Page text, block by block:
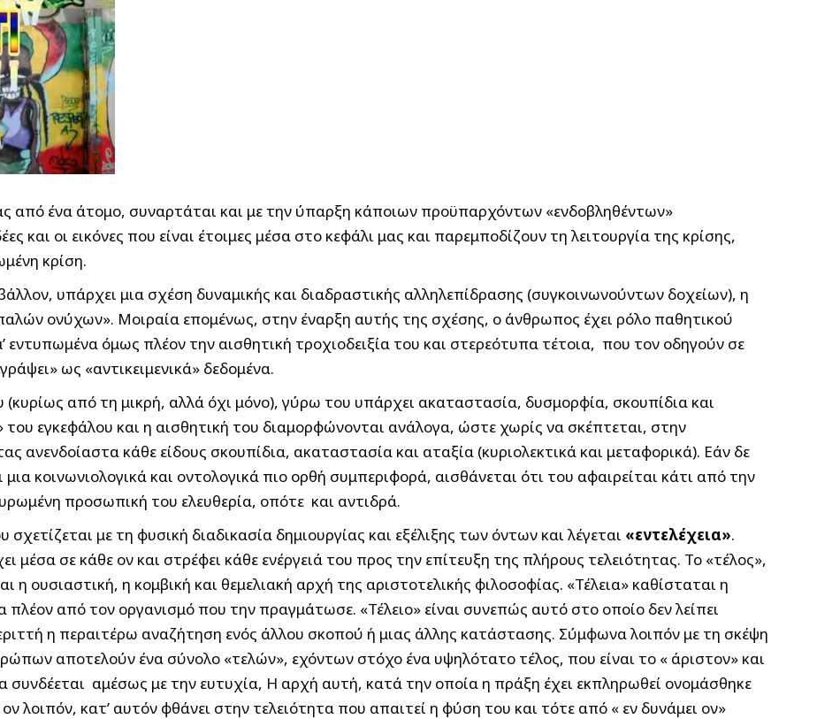
από ένα άτομο, συναρτάται και με την ύπαρξη κάποιων προϋπαρχόντων «ενδοβληθέντων»
και οι εικόνες που είναι έτοιμες μέσα στο κεφάλι μας και παρεμποδίζουν τη λειτουργία της κρίσης,
κρίση.
υπάρχει μια σχέση δυναμικής και διαδραστικής αλληλεπίδρασης (συγκοινωνούντων δοχείων), η
ονύχων». Μοιραία επομένως, στην έναρξη αυτής της σχέσης, ο άνθρωπος έχει ρόλο παθητικού
εντυπωμένα όμως πλέον την αισθητική τροχιοδειξία του και στερεότυπα τέτοια, που τον οδηγούν σε
ως «αντικειμενικά» δεδομένα.
(κυρίως από τη μικρή, αλλά όχι μόνο), γύρω του υπάρχει ακαταστασία, δυσμορφία, σκουπίδια και
του εγκεφάλου και η αισθητική του διαμορφώνονται ανάλογα, ώστε χωρίς να σκέπτεται, στην
ανενδοίαστα κάθε είδους σκουπίδια, ακαταστασία και αταξία (κυριολεκτικά και μεταφορικά). Εάν δε
κοινωνιολογικά και οντολογικά πιο ορθή συμπεριφορά, αισθάνεται ότι του αφαιρείται κάτι από την
προσωπική του ελευθερία, οπότε και αντιδρά.
με τη φυσική διαδικασία δημιουργίας και εξέλιξης των όντων και λέγεται «εντελέχεια».
μέσα σε κάθε ον και στρέφει κάθε ενέργειά του προς την επίτευξη της πλήρους τελειότητας. Το «τέλος»,
η ουσιαστική, η κομβική και θεμελιακή αρχή της αριστοτελικής φιλοσοφίας. «Τέλεια» καθίσταται η
πλέον από τον οργανισμό που την πραγμάτωσε. «Τέλειο» είναι συνεπώς αυτό στο οποίο δεν λείπει
η περαιτέρω αναζήτηση ενός άλλου σκοπού ή μιας άλλης κατάστασης. Σύμφωνα λοιπόν με τη σκέψη
αποτελούν ένα σύνολο «τελών», εχόντων στόχο ένα υψηλότατο τέλος, που είναι το « άριστον» και
συνδέεται αμέσως με την ευτυχία, Η αρχή αυτή, κατά την οποία η πράξη έχει εκπληρωθεί ονομάσθηκε
λοιπόν, κατ’ αυτόν φθάνει στην τελειότητα που απαιτεί η φύση του και τότε από « εν δυνάμει ον»